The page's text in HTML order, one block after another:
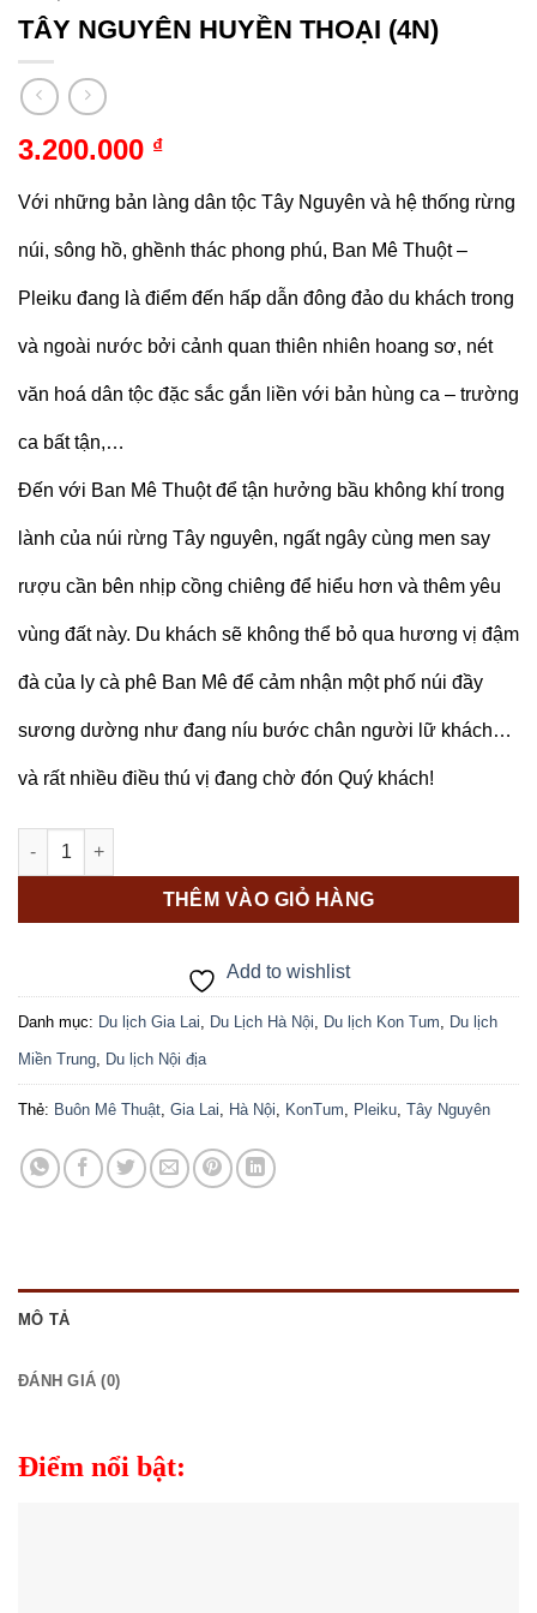
TÂY NGUYÊN HUYỀN THOẠI (4N)
3.200.000 ₫
Với những bản làng dân tộc Tây Nguyên và hệ thống rừng
núi, sông hồ, ghềnh thác phong phú, Ban Mê Thuột –
Pleiku đang là điểm đến hấp dẫn đông đảo du khách trong
và ngoài nước bởi cảnh quan thiên nhiên hoang sơ, nét
văn hoá dân tộc đặc sắc gắn liền với bản hùng ca – trường
ca bất tận,…
Đến với Ban Mê Thuột để tận hưởng bầu không khí trong
lành của núi rừng Tây nguyên, ngất ngây cùng men say
rượu cần bên nhịp cồng chiêng để hiểu hơn và thêm yêu
vùng đất này. Du khách sẽ không thể bỏ qua hương vị đậm
đà của ly cà phê Ban Mê để cảm nhận một phố núi đầy
sương dường như đang níu bước chân người lữ khách…
và rất nhiều điều thú vị đang chờ đón Quý khách!
TÂY NGUYÊN HUYỀN THOẠI (4N) số lượng
THÊM VÀO GIỎ HÀNG
Add to wishlist
Danh mục: Du lịch Gia Lai Du Lịch Hà Nội Du lịch Kon Tum Du lịch
Miền Trung Du lịch Nội địa
Thẻ: Buôn Mê Thuật Gia Lai Hà Nội KonTum Pleiku Tây Nguyên
MÔ TẢ
ĐÁNH GIÁ (0)
Điểm nổi bật: